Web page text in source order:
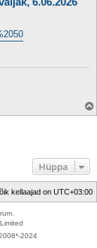
l
Hüppa
kellaajad on UTC+03:00
2024